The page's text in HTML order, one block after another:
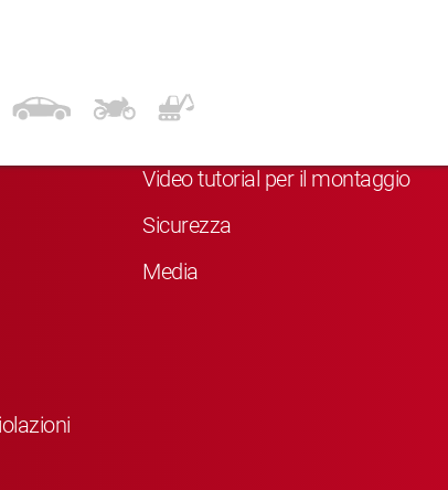
Video tutorial per il montaggio
Sicurezza
Media